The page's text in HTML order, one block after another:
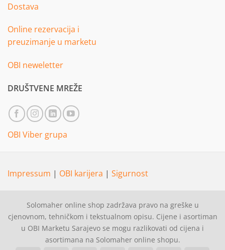
Dostava
Online rezervacija i
preuzimanje u marketu
OBI neweletter
DRUŠTVENE MREŽE
OBI Viber grupa
Impressum | OBI karijera | Sigurnost
Solomaher online shop zadržava pravo na greške u
cjenovnom, tehničkom i tekstualnom opisu. Cijene i asortiman
u OBI Marketu Sarajevo se mogu razlikovati od cijena i
asortimana na Solomaher online shopu.